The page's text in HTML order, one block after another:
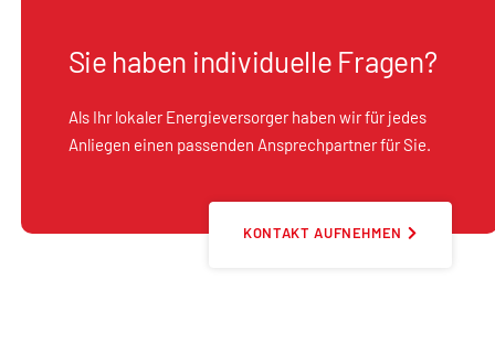
Sie haben individuelle Fragen?
Als Ihr lokaler Energieversorger haben wir für jedes
Anliegen einen passenden Ansprechpartner für Sie.
KONTAKT AUFNEHMEN